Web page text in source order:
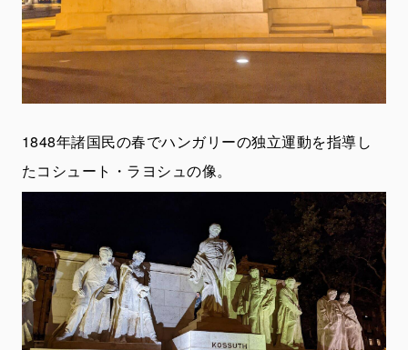
1848年諸国民の春でハンガリーの独立運動を指導し
たコシュート・ラヨシュの像。